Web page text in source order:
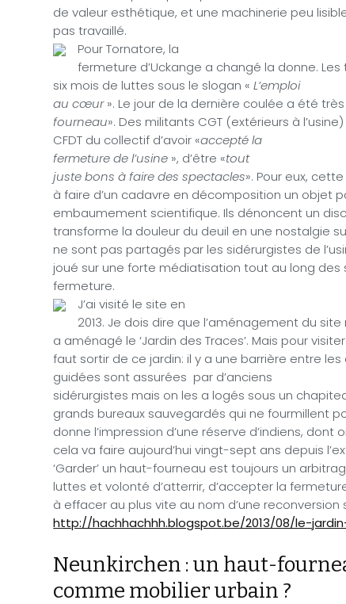
de valeur esthétique, et une machinerie peu
pas travaillé.
Pour Tornatore, la
fermeture d’Uckange a changé la donne.
six mois de luttes sous le slogan «L’emploi
au cœur». Le jour de la dernière coulée a été
fourneau». Des militants CGT (extérieurs à
CFDT du collectif d’avoir «accepté la
fermeture de l’usine », d’être «tout
juste bons à faire des spectacles». Pour eux,
à faire d’un cadavre en décomposition un objet
embaumement scientifique. Ils dénoncent un
transforme la douleur du deuil en une nostalgie
ne sont pas partagés par les sidérurgistes de
joué sur une forte médiatisation tout au long des
fermeture.
J’ai visité le site en
2013. Je dois dire que l’aménagement du
a aménagé le ‘Jardin des Traces’. Mais pour
faut sortir de ce jardin: il y a une barrière entre les
guidées sont assurées par d’anciens
sidérurgistes mais on les a logés sous un
grands bureaux sauvegardés qui ne fourmillent
donne l’impression d’une réserve d’indiens, dont
cela va faire aujourd’hui vingt-sept ans depuis
‘Garder’ un haut-fourneau est toujours un
luttes et volonté d’atterrir, d’accepter la
à effacer au plus vite au nom d’une
http://hachhachhh.blogspot.be/2013/08/le-
Neunkirchen : un haut-
comme mobilier urbain ?